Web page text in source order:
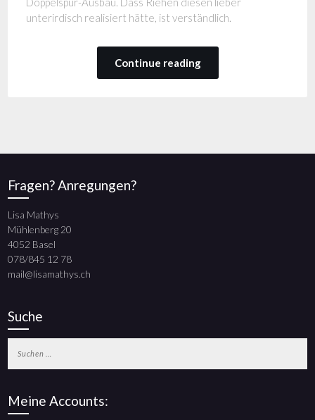
unterirdisch realisiert hätte, ist verständlich.
Continue reading
Fragen? Anregungen?
Lisa Mathys
Mühlenberg 20
4052 Basel
078/845 12 78
mail@lisamathys.ch
Suche
nach:
Meine Accounts: